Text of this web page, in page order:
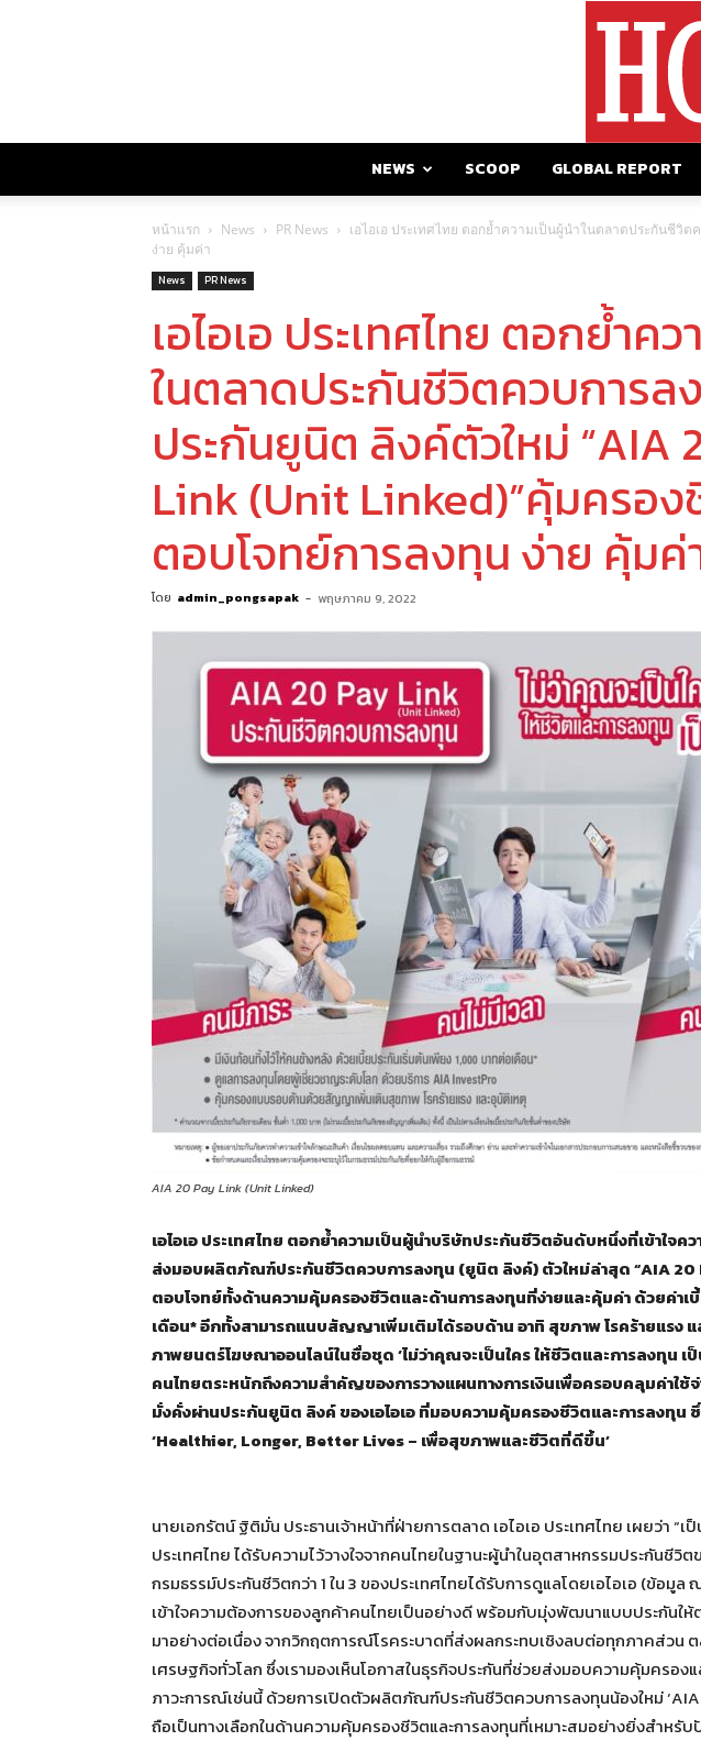
NEWS SCOOP GLOBAL REPORT
หน้าแรก News PR News
เอไอเอ ประเทศไทย ตอกย้ำความเป็นผู้นำในตลาดประกันชีวิ
ง่าย คุ้มค่า
News PR News
เอไอเอ ประเทศไทย ตอกย้ำค
ในตลาดประกันชีวิตควบการล
ประกันยูนิต ลิงค์ตัวใหม่ “AIA
Link (Unit Linked)”คุ้มครอ
ตอบโจทย์การลงทุน ง่าย คุ้มค่
โดย admin_pongsapak - พฤษภาคม 9, 2022
AIA 20 Pay Link (Unit Linked)
เอไอเอ ประเทศไทย ตอกย้ำความเป็นผู้นำบริษัทประกันชีวิตอันดับหนึ่งที่เข้าใจค
ส่งมอบผลิตภัณฑ์ประกันชีวิตควบการลงทุน (ยูนิต ลิงค์) ตัวใหม่ล่าสุด “AIA 20
ตอบโจทย์ทั้งด้านความคุ้มครองชีวิตและด้านการลงทุนที่ง่ายและคุ้มค่า ด้วยค่า
เดือน* อีกทั้งสามารถแนบสัญญาเพิ่มเติมได้รอบด้าน อาทิ สุขภาพ โรคร้ายแรง
ภาพยนตร์โฆษณาออนไลน์ในชื่อชุด ‘ไม่ว่าคุณจะเป็นใคร ให้ชีวิตและการลงทุน เ
คนไทยตระหนักถึงความสำคัญของการวางแผนทางการเงินเพื่อครอบคลุมค่าใช้
มั่งคั่งผ่านประกันยูนิต ลิงค์ ของเอไอเอ ที่มอบความคุ้มครองชีวิตและการลง
‘Healthier, Longer, Better Lives – เพื่อสุขภาพและชีวิตที่ดีขึ้น’
นายเอกรัตน์ ฐิติมั่น ประธานเจ้าหน้าที่ฝ่ายการตลาด เอไอเอ ประเทศไทย เผยว่า “เป็
ประเทศไทย ได้รับความไว้วางใจจากคนไทยในฐานะผู้นำในอุตสาหกรรมประกันชีวิ
กรมธรรม์ประกันชีวิตกว่า 1 ใน 3 ของประเทศไทยได้รับการดูแลโดยเอไอเอ (ข้อมูล
เข้าใจความต้องการของลูกค้าคนไทยเป็นอย่างดี พร้อมกับมุ่งพัฒนาแบบประกันใ
มาอย่างต่อเนื่อง จากวิกฤตการณ์โรคระบาดที่ส่งผลกระทบเชิงลบต่อทุกภาคส่วน
เศรษฐกิจทั่วโลก ซึ่งเรามองเห็นโอกาสในธุรกิจประกันที่ช่วยส่งมอบความคุ้มครอง
ภาวะการณ์เช่นนี้ ด้วยการเปิดตัวผลิตภัณฑ์ประกันชีวิตควบการลงทุนน้องใหม่
ถือเป็นทางเลือกในด้านความคุ้มครองชีวิตและการลงทุนที่เหมาะสมอย่างยิ่งสำหรับ